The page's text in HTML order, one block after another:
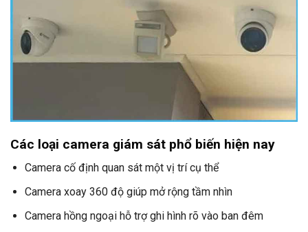
Các loại camera giám sát phổ biến hiện nay
Camera cố định quan sát một vị trí cụ thể
Camera xoay 360 độ giúp mở rộng tầm nhìn
Camera hồng ngoại hỗ trợ ghi hình rõ vào ban đêm